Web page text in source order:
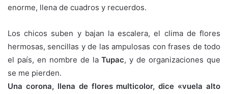
enorme, llena de cuadros y recuerdos.
Los chicos suben y bajan la escalera, el clima de flores
hermosas, sencillas y de las ampulosas con frases de todo
el país, en nombre de laTupac, y de organizaciones que
se me pierden.
Una corona, llena de flores multicolor, dice «vuela alto